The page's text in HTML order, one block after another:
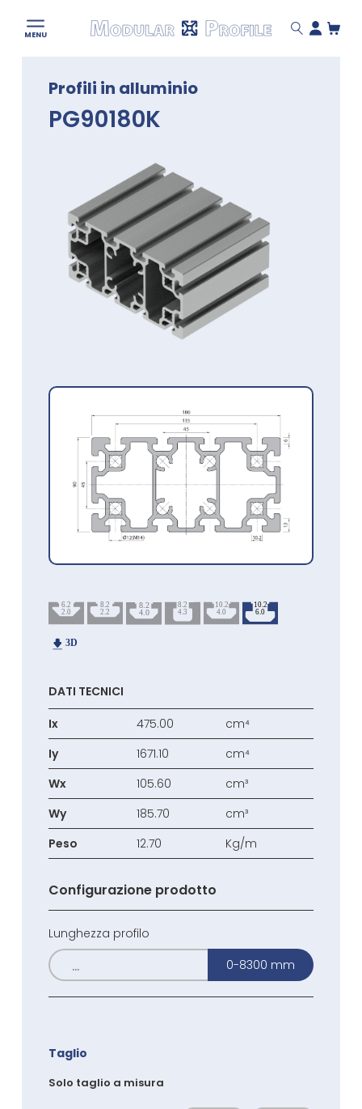
MENU
Modular
Profili in alluminio
PG90180K
DATI TECNICI
Ix
475.00
cm⁴
Iy
1671.10
cm⁴
Wx
105.60
cm³
Wy
185.70
cm³
Peso
12.70 Kg/m
Configurazione prodotto
Lunghezza profilo
0-8300 mm
Taglio
Solo taglio a misura